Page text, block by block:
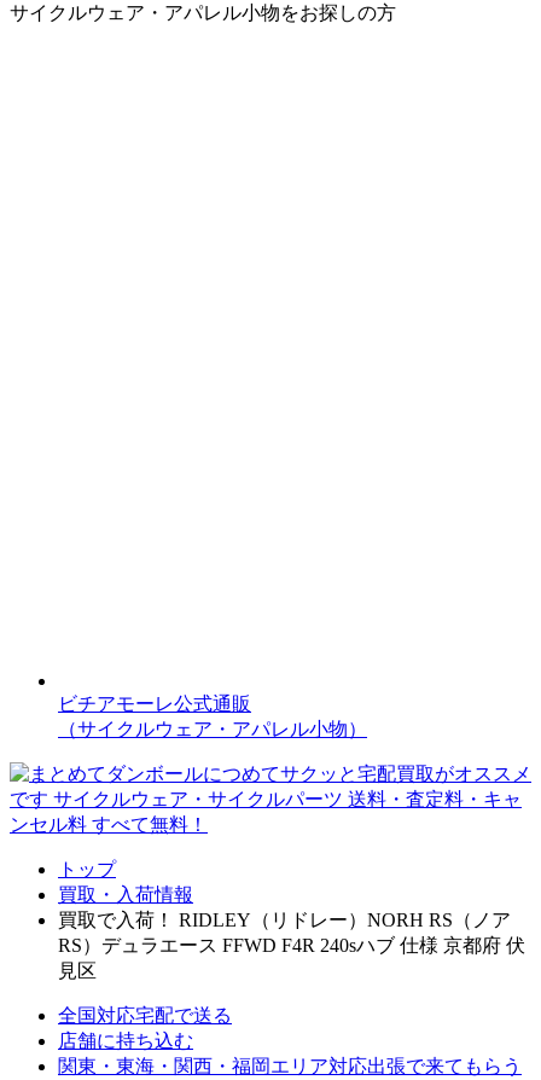
サイクルウェア・アパレル小物をお探しの方
ビチアモーレ公式通販
（サイクルウェア・アパレル小物）
トップ
買取・入荷情報
買取で入荷！ RIDLEY（リドレー）NORH RS（ノア
RS）デュラエース FFWD F4R 240sハブ 仕様 京都府 伏
見区
全国対応宅配で送る
店舗に持ち込む
関東・東海・関西・福岡エリア対応出張で来てもらう